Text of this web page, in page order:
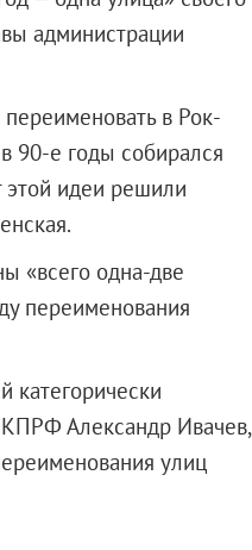
администрации
в Рок-
90-е годы собирался
этой идеи решили
«всего одна-две
переименования
категорически
КПРФ Александр Ивачев,
улиц